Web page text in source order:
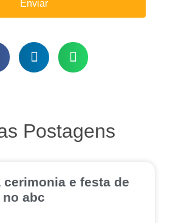
Enviar
Postagens
cerimonia e festa de
abc